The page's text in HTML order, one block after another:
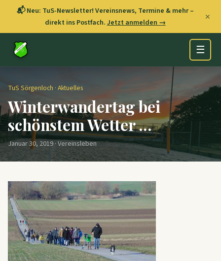
📬 Neu: TuS-Newsletter! Vereinsnews, Termine & mehr –
direkt ins Postfach.Jetzt anmelden →
✕
☰
TuS Sörgenloch · Aktuelles
Winterwandertag bei
schönstem Wetter …
Januar 30, 2019 · Vereinsleben